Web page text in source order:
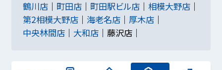
鶴川店
町田店 町田駅ビル店
相模大野店
第2相模大野店
海老名店
厚木店
中央林間店
大和店 藤沢店